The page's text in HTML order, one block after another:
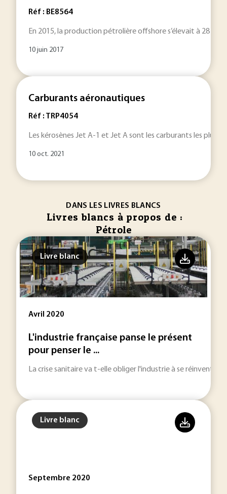
Réf : BE8564
En 2015, la production pétrolière offshore s’élevait à 28
10 juin 2017
Carburants aéronautiques
Réf : TRP4054
Les kérosènes Jet A-1 et Jet A sont les carburants les plus
10 oct. 2021
DANS LES LIVRES BLANCS
Livres blancs à propos de :
Pétrole
Livre blanc
Avril 2020
L'industrie française panse le présent
pour penser le ...
La crise sanitaire va t-elle obliger l'industrie à se réinventer ?
Livre blanc
Septembre 2020